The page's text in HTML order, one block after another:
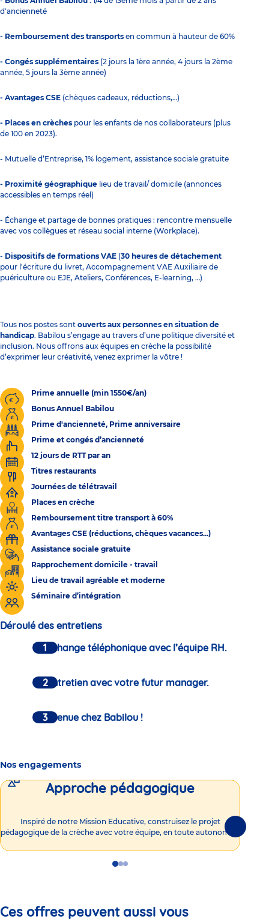
d'ancienneté
- Remboursement des transports en commun à hauteur de 60%
- Congés supplémentaires (2 jours la 1ère année, 4 jours la 2ème
année, 5 jours la 3ème année)
- Avantages CSE (chèques cadeaux, réductions,…)
- Places en crèches pour les enfants de nos collaborateurs (plus
de 100 en 2023).
- Mutuelle d’Entreprise, 1% logement, assistance sociale gratuite
- Proximité géographique lieu de travail/ domicile (annonces
accessibles en temps réel)
- Échange et partage de bonnes pratiques : rencontre mensuelle
avec vos collègues et réseau social interne (Workplace).
- Dispositifs de formations VAE (30 heures de détachement
pour l'écriture du livret, Accompagnement VAE Auxiliaire de
puériculture ou EJE, Ateliers, Conférences, E-learning, …)
Tous nos postes sont ouverts aux personnes en situation de
handicap. Babilou s’engage au travers d’une politique diversité et
inclusion. Nous offrons aux équipes en crèche la possibilité
d’exprimer leur créativité, venez exprimer la vôtre !
Prime annuelle (min 1550€/an)
Bonus Annuel Babilou
Prime d'ancienneté, Prime anniversaire
Prime et congés d’ancienneté
12 jours de RTT par an
Titres restaurants
Journées de télétravail
Places en crèche
Remboursement titre transport à 60%
Avantages CSE (réductions, chèques vacances...)
Assistance sociale gratuite
Rapprochement domicile - travail
Lieu de travail agréable et moderne
Séminaire d’intégration
Déroulé des entretiens
Un échange téléphonique avec l’équipe RH.
Un entretien avec votre futur manager.
Bienvenue chez Babilou !
Nos engagements
Approche pédagogique
Inspiré de notre Mission Educative, construisez le projet
pédagogique de la crèche avec votre équipe, en toute autonomie !
GoGoGo
Ces offres peuvent aussi vous